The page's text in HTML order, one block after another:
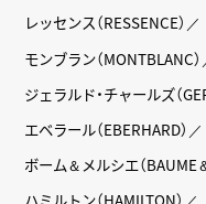
レッセンス（RESSENCE）
モンブラン（MONTBLANC）
ジェラルド・チャールズ（
エベラール（EBERHARD）
ボーム＆メルシエ（BAUME